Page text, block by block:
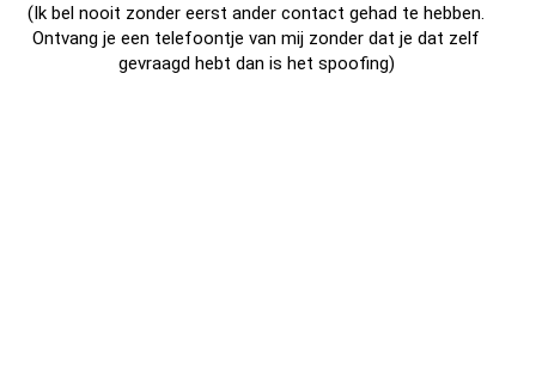
(Ik bel nooit zonder eerst ander contact gehad te hebben.
Ontvang je een telefoontje van mij zonder dat je dat zelf
gevraagd hebt dan is het spoofing)